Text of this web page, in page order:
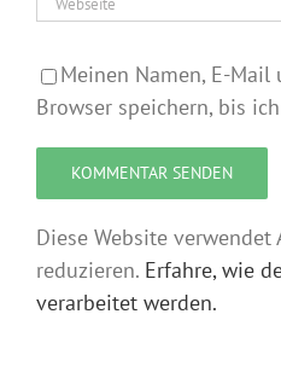
Meinen Namen, E-
Browser speichern, bis
Diese Website verwendet
reduzieren. Erfahre, wie
verarbeitet werden.